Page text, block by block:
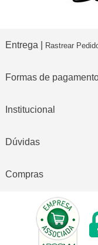
Entrega | Rastrear
Formas de
Institucional
Dúvidas
Compras